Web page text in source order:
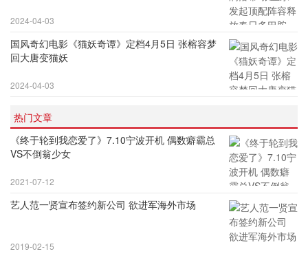
2024-04-03
国风奇幻电影《猫妖奇谭》定档4月5日 张榕容梦
回大唐变猫妖
2024-04-03
热门文章
《终于轮到我恋爱了》7.10宁波开机 偶数癖霸总
VS不倒翁少女
2021-07-12
艺人范一贤宣布签约新公司 欲进军海外市场
2019-02-15